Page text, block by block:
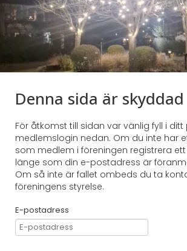
Denna sida är skyddad
För åtkomst till sidan var vänlig fyll i
medlemslogin nedan. Om du inte har
som medlem i föreningen registrera
länge som din e-postadress är
Om så inte är fallet ombeds du ta
föreningens styrelse.
E-postadress